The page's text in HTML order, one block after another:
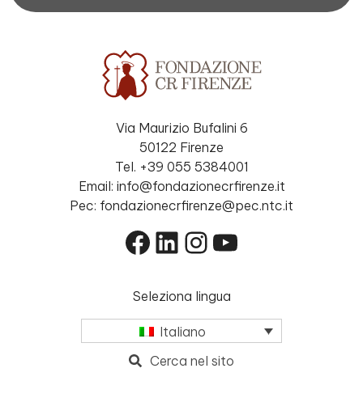
Via Maurizio Bufalini 6
50122 Firenze
Tel. +39 055 5384001
Email: info@fondazionecrfirenze.it
Pec: fondazionecrfirenze@pec.ntc.it
Facebook
LinkedIn
Instagram
YouTube
Seleziona lingua
Italiano
Cerca nel sito